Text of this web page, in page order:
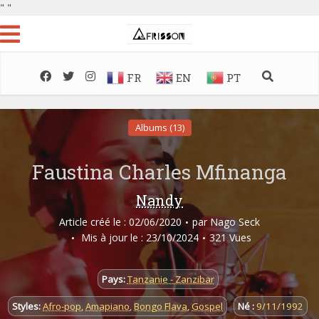
" "
FR EN PT
Albums (13)
Faustina Charles Mfinanga
Nandy
Article créé le : 02/06/2020 par Nago Seck
Mis à jour le : 23/10/2024
321 Vues
Pays:Tanzanie - Zanzibar
Styles:Afro-pop,Amapiano,Bongo Flava,Gospel Né : 9/11/1992